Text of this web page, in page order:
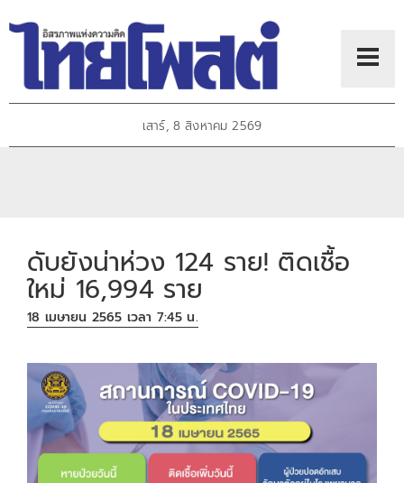
เสาร์, 8 สิงหาคม 2569
ดับยังน่าห่วง 124 ราย! ติดเชื้อ
ใหม่ 16,994 ราย
18 เมษายน 2565 เวลา 7:45 น.